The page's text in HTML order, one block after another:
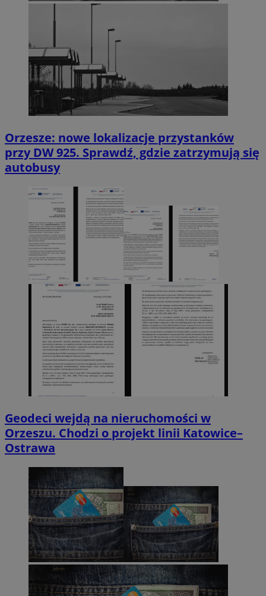
Orzesze: nowe lokalizacje przystanków
przy DW 925. Sprawdź, gdzie zatrzymują się
autobusy
Geodeci wejdą na nieruchomości w
Orzeszu. Chodzi o projekt linii Katowice–
Ostrawa